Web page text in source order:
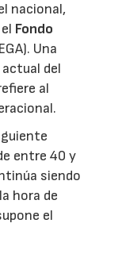
nacional,
Fondo
Una
del
al
entre 40 y
siendo
hora de
el